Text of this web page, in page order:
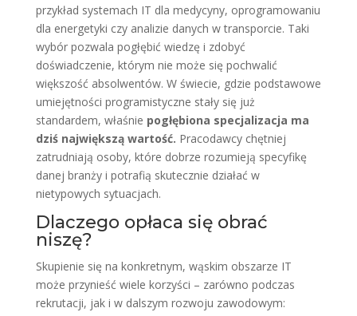
przykład systemach IT dla medycyny, oprogramowaniu
dla energetyki czy analizie danych w transporcie. Taki
wybór pozwala pogłębić wiedzę i zdobyć
doświadczenie, którym nie może się pochwalić
większość absolwentów. W świecie, gdzie podstawowe
umiejętności programistyczne stały się już
standardem, właśnie pogłębiona specjalizacja ma
dziś największą wartość. Pracodawcy chętniej
zatrudniają osoby, które dobrze rozumieją specyfikę
danej branży i potrafią skutecznie działać w
nietypowych sytuacjach.
Dlaczego opłaca się obrać
niszę?
Skupienie się na konkretnym, wąskim obszarze IT
może przynieść wiele korzyści – zarówno podczas
rekrutacji, jak i w dalszym rozwoju zawodowym: